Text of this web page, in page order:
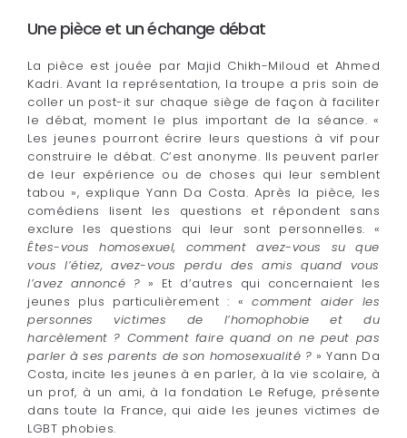
Une pièce et un échange débat
La pièce est jouée par Majid Chikh-Miloud et Ahmed
Kadri. Avant la représentation, la troupe a pris soin de
coller un post-it sur chaque siège de façon à faciliter
le débat, moment le plus important de la séance. «
Les jeunes pourront écrire leurs questions à vif pour
construire le débat. C’est anonyme. Ils peuvent parler
de leur expérience ou de choses qui leur semblent
tabou », explique Yann Da Costa. Après la pièce, les
comédiens lisent les questions et répondent sans
exclure les questions qui leur sont personnelles. «
Êtes-vous homosexuel, comment avez-vous su que
vous l’étiez, avez-vous perdu des amis quand vous
l’avez annoncé ? » Et d’autres qui concernaient les
jeunes plus particulièrement : «comment aider les
personnes victimes de l’homophobie et du
harcèlement ? Comment faire quand on ne peut pas
parler à ses parents de son homosexualité ? » Yann Da
Costa, incite les jeunes à en parler, à la vie scolaire, à
un prof, à un ami, à la fondation Le Refuge, présente
dans toute la France, qui aide les jeunes victimes de
LGBT phobies.